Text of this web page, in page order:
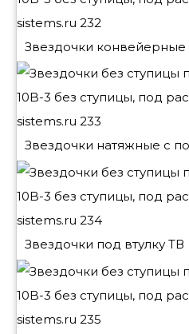
Звездочки конвейерные
Звездочки натяжные с
Звездочки под втулку ТВ